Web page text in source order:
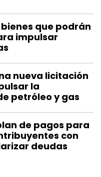
que podrán
impulsar
nueva licitación
la
petróleo y gas
de pagos para
con
deudas